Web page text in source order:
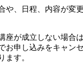
や、日程、内容が変
座が成立しない場合
お申し込みをキャン
ます。